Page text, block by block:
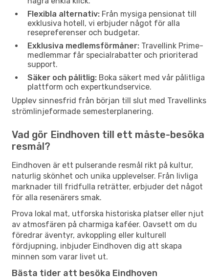
Flexibla alternativ: Från mysiga pensionat till
exklusiva hotell, vi erbjuder något för alla
resepreferenser och budgetar.
Exklusiva medlemsförmåner: Travellink Prime-
medlemmar får specialrabatter och prioriterad
support.
Säker och pålitlig: Boka säkert med vår pålitliga
plattform och expertkundservice.
Upplev sinnesfrid från början till slut med Travellinks
strömlinjeformade semesterplanering.
Vad gör Eindhoven till ett måste-besöka
resmål?
Eindhoven är ett pulserande resmål rikt på kultur,
naturlig skönhet och unika upplevelser. Från livliga
marknader till fridfulla reträtter, erbjuder det något
för alla resenärers smak.
Prova lokal mat, utforska historiska platser eller njut
av atmosfären på charmiga kaféer. Oavsett om du
föredrar äventyr, avkoppling eller kulturell
fördjupning, inbjuder Eindhoven dig att skapa
minnen som varar livet ut.
Bästa tider att besöka Eindhoven